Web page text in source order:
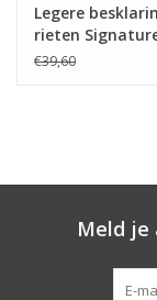
Legere
rieten
€39,60
Meld je